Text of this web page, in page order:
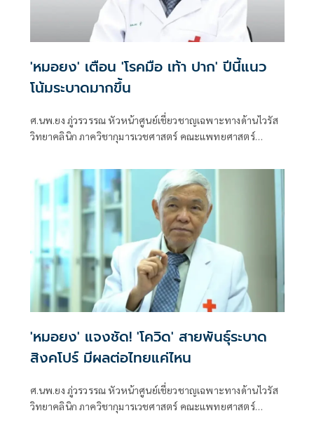
'หมอยง' เตือน 'โรคมือ เท้า ปาก' ปีนี้แนว
โน้มระบาดมากขึ้น
ศ.นพ.ยง ภู่วรวรรณ หัวหน้าศูนย์เชี่ยวชาญเฉพาะทางด้านไวรัส
วิทยาคลินิก ภาควิชากุมารเวชศาสตร์ คณะแพทยศาสตร์
'หมอยง' แจงชัด! 'โควิด' สายพันธุ์ระบาด
สิงคโปร์ มีผลต่อไทยแค่ไหน
ศ.นพ.ยง ภู่วรวรรณ หัวหน้าศูนย์เชี่ยวชาญเฉพาะทางด้านไวรัส
วิทยาคลินิก ภาควิชากุมารเวชศาสตร์ คณะแพทยศาสตร์